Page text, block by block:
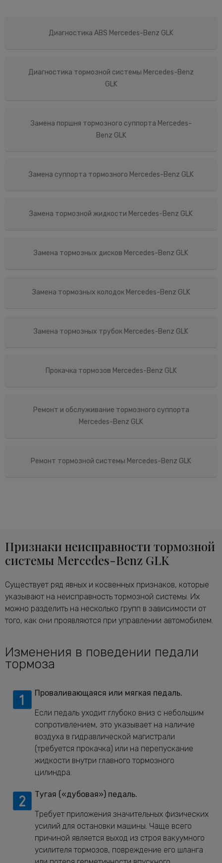
Диагностика ABS Mercedes-Benz GLK
Диагностика тормозной системы Mercedes-Benz
GLK
Замена поршня тормозного суппорта Mercedes-
Benz GLK
Замена суппорта тормозного Mercedes-Benz GLK
Замена тормозной жидкости Mercedes-Benz GLK
Замена тормозных дисков Mercedes-Benz GLK
Замена тормозных колодок Mercedes-Benz GLK
Замена тормозных трубок Mercedes-Benz GLK
Прокачка тормозов Mercedes-Benz GLK
Ремонт и обслуживание тормозного суппорта
Mercedes-Benz GLK
Ремонт тормозной системы Mercedes-Benz GLK
Признаки неисправности тормозной
системы Mercedes-Benz GLK
Существует ряд явных и косвенных признаков, которые
указывают на неисправность тормозной системы. Их
можно разделить на несколько групп в зависимости от
того, как они проявляются при управлении автомобилем.
Изменения в поведении педали
тормоза
Проваливающаяся или мягкая педаль.
Если педаль уходит глубоко вниз с небольшим
сопротивлением, это указывает на наличие
воздуха в гидравлической магистрали
(требуется прокачка) или на перепускание
жидкости внутри главного тормозного
цилиндра.
Тугая («дубовая») педаль.
Требует приложения значительных физических
усилий для остановки машины. Чаще всего
причиной является выход из строя вакуумного
усилителя тормозов, повреждение его шланга